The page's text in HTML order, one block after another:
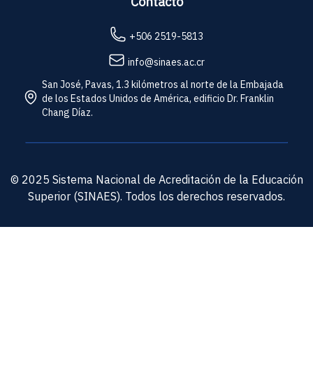
+506 2519-5813
info@sinaes.ac.cr
San José, Pavas, 1.3 kilómetros al norte de la Embajada
de los Estados Unidos de América, edificio Dr. Franklin
Chang Díaz.
© 2025 Sistema Nacional de Acreditación de la Educación
Superior (SINAES). Todos los derechos reservados.